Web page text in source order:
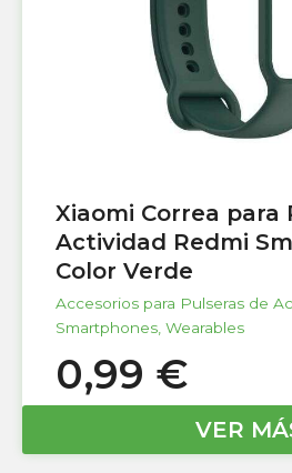
Xiaomi Correa para
Actividad Redmi
Color Verde
Accesorios para Pulseras de
Smartphones Wearables
0,99 €
VER